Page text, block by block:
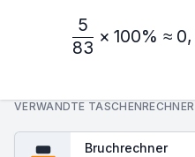
83
5
× 100% ≈ 0,
VERWANDTE TASCHENRECHNER
Bruchrechner